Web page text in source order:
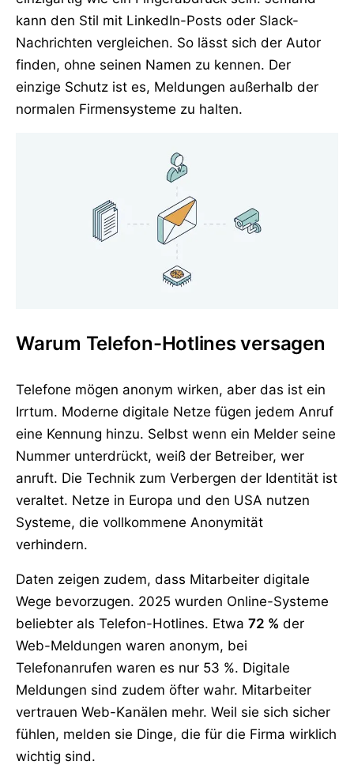
kann den Stil mit LinkedIn-Posts oder Slack-
Nachrichten vergleichen. So lässt sich der Autor
finden, ohne seinen Namen zu kennen. Der
einzige Schutz ist es, Meldungen außerhalb der
normalen Firmensysteme zu halten.
Warum Telefon-Hotlines versagen
Telefone mögen anonym wirken, aber das ist ein
Irrtum. Moderne digitale Netze fügen jedem Anruf
eine Kennung hinzu. Selbst wenn ein Melder seine
Nummer unterdrückt, weiß der Betreiber, wer
anruft. Die Technik zum Verbergen der Identität ist
veraltet. Netze in Europa und den USA nutzen
Systeme, die vollkommene Anonymität
verhindern.
Daten zeigen zudem, dass Mitarbeiter digitale
Wege bevorzugen. 2025 wurden Online-Systeme
beliebter als Telefon-Hotlines. Etwa 72 % der
Web-Meldungen waren anonym, bei
Telefonanrufen waren es nur 53 %. Digitale
Meldungen sind zudem öfter wahr. Mitarbeiter
vertrauen Web-Kanälen mehr. Weil sie sich sicher
fühlen, melden sie Dinge, die für die Firma wirklich
wichtig sind.